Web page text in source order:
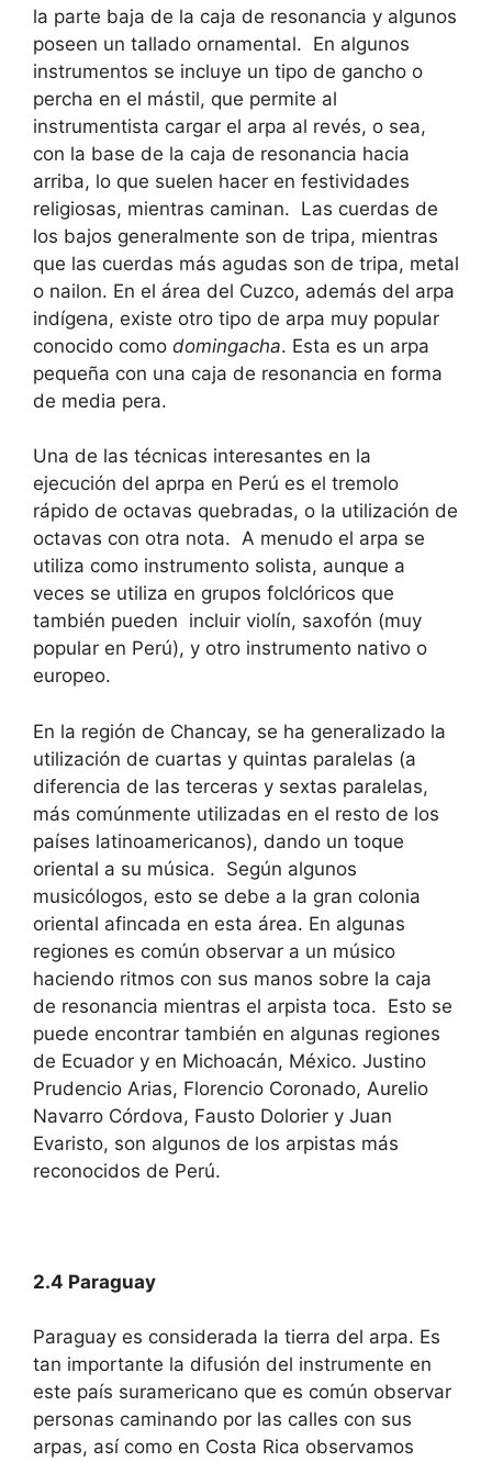
la parte baja de la caja de resonancia y algunos
poseen un tallado ornamental. En algunos
instrumentos se incluye un tipo de gancho o
percha en el mástil, que permite al
instrumentista cargar el arpa al revés, o sea,
con la base de la caja de resonancia hacia
arriba, lo que suelen hacer en festividades
religiosas, mientras caminan. Las cuerdas de
los bajos generalmente son de tripa, mientras
que las cuerdas más agudas son de tripa, metal
o nailon. En el área del Cuzco, además del arpa
indígena, existe otro tipo de arpa muy popular
conocido como domingacha. Esta es un arpa
pequeña con una caja de resonancia en forma
de media pera.
Una de las técnicas interesantes en la
ejecución del aprpa en Perú es el tremolo
rápido de octavas quebradas, o la utilización de
octavas con otra nota. A menudo el arpa se
utiliza como instrumento solista, aunque a
veces se utiliza en grupos folclóricos que
también pueden incluir violín, saxofón (muy
popular en Perú), y otro instrumento nativo o
europeo.
En la región de Chancay, se ha generalizado la
utilización de cuartas y quintas paralelas (a
diferencia de las terceras y sextas paralelas,
más comúnmente utilizadas en el resto de los
países latinoamericanos), dando un toque
oriental a su música. Según algunos
musicólogos, esto se debe a la gran colonia
oriental afincada en esta área. En algunas
regiones es común observar a un músico
haciendo ritmos con sus manos sobre la caja
de resonancia mientras el arpista toca. Esto se
puede encontrar también en algunas regiones
de Ecuador y en Michoacán, México. Justino
Prudencio Arias, Florencio Coronado, Aurelio
Navarro Córdova, Fausto Dolorier y Juan
Evaristo, son algunos de los arpistas más
reconocidos de Perú.
2.4 Paraguay
Paraguay es considerada la tierra del arpa. Es
tan importante la difusión del instrumente en
este país suramericano que es común observar
personas caminando por las calles con sus
arpas, así como en Costa Rica observamos